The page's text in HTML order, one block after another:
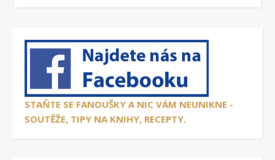
STAŇTE SE FANOUŠKY A NIC VÁM NEUNIKNE -
SOUTĚŽE, TIPY NA KNIHY, RECEPTY.